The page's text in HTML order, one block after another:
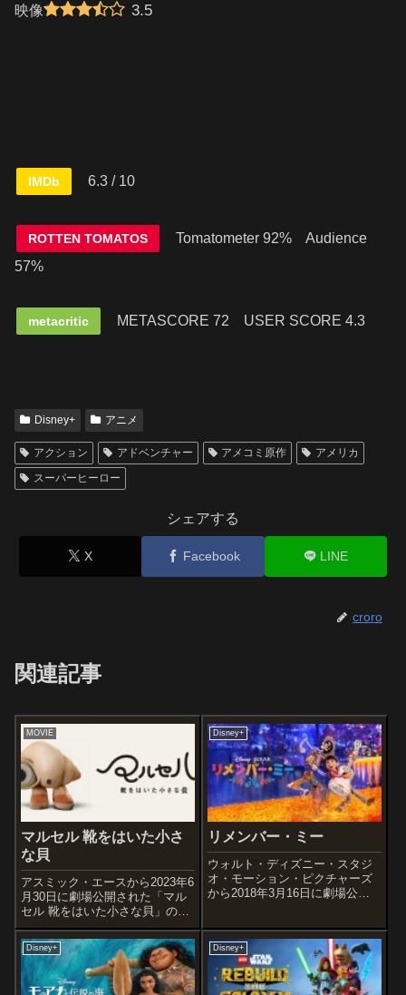
映像 3.5
IMDb 6.3 / 10
ROTTEN TOMATOS
Tomatometer 92% Audience
57%
metacritic METASCORE 72 USER SCORE 4.3
Disney+ アニメ
アクション アドベンチャー アメコミ原作
アメリカ
スーパーヒーロー
シェアする
X Facebook LINE
croro
関連記事
MOVIE
マルセル 靴をはいた小さ
な貝
アスミック・エースから2023年6
月30日に劇場公開された「マル
セル 靴をはいた小さな貝」の感
想記事です。新進の映像作家デ
ィーン・フライシャー・キャン
プが2010年から14年にかけて
YouTubeで順次公開し、累計
5000万回再生を記録した...
Disney+
リメンバー・ミー
ウォルト・ディズニー・スタジ
オ・モーション・ピクチャーズ
から2018年3月16日に劇場公開
映画としては『カーズ/クロスロ
ード』(2017)に次ぎ『トイ・ス
トーリー』(1995)から数え...
Disney+ Disney+